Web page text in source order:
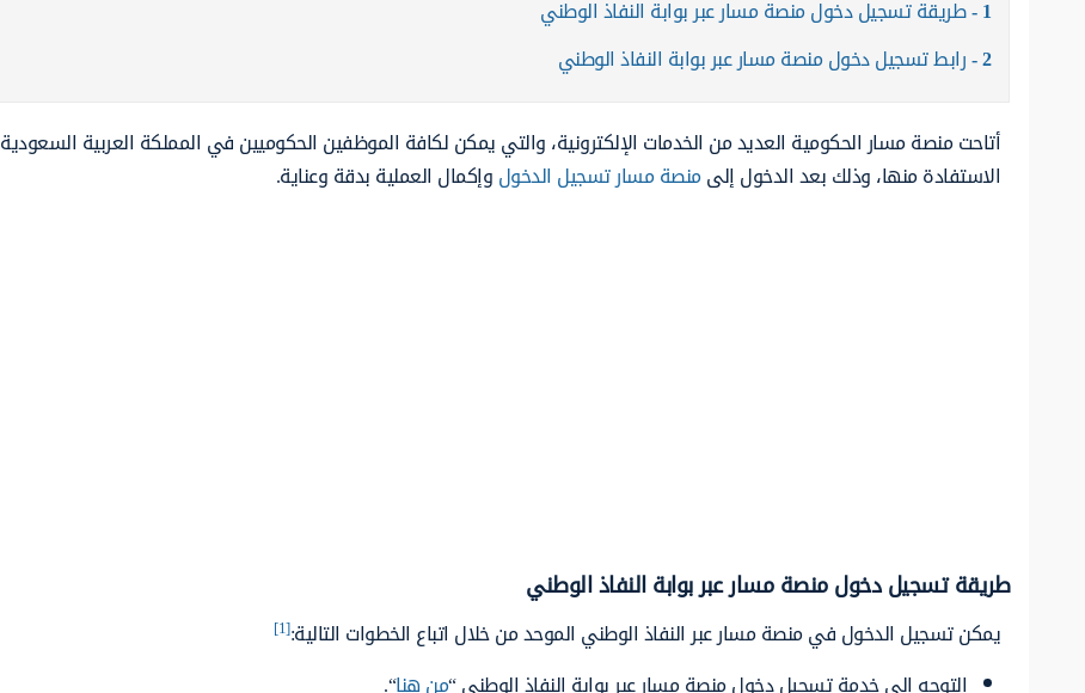
1 طريقة تسجيل دخول منصة مسار عبر بوابة النفاذ الوطني
2 رابط تسجيل دخول منصة مسار عبر بوابة النفاذ الوطني
أتاحت منصة مسار الحكومية العديد من الخدمات الإلكترونية، والتي يمكن لكافة الموظفين الحكوميين في المملكة العربية السعودية
الاستفادة منها، وذلك بعد الدخول إلىمنصة مسار تسجيل الدخولوإكمال العملية بدقة وعناية.
طريقة تسجيل دخول منصة مسار عبر بوابة النفاذ الوطني
يمكن تسجيل الدخول في منصة مسار عبر النفاذ الوطني الموحد من خلال اتباع الخطوات التالية:[1]
التوجه إلى خدمة تسجيل دخول منصة مسار عبر بوابة النفاذ الوطني “من هنا“.